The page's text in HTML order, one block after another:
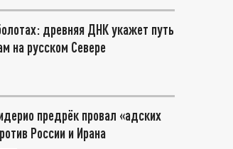
древняя ДНК укажет путь
на русском Севере
предрёк провал «адских
России и Ирана